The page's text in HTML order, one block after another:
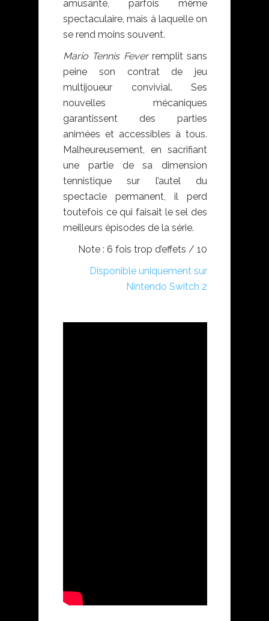
amusante, parfois même
spectaculaire, mais à laquelle on
se rend moins souvent.
Mario Tennis Feverremplit sans
peine son contrat de jeu
multijoueur convivial. Ses
nouvelles mécaniques
garantissent des parties
animées et accessibles à tous.
Malheureusement, en sacrifiant
une partie de sa dimension
tennistique sur l’autel du
spectacle permanent, il perd
toutefois ce qui faisait le sel des
meilleurs épisodes de la série.
Note : 6 fois trop d’effets / 10
Disponible uniquement sur
Nintendo Switch 2